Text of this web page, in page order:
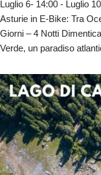
Luglio 6- 14:00 - Luglio
Asturie in E-Bike: Tra
Giorni – 4 Notti
Verde, un paradiso